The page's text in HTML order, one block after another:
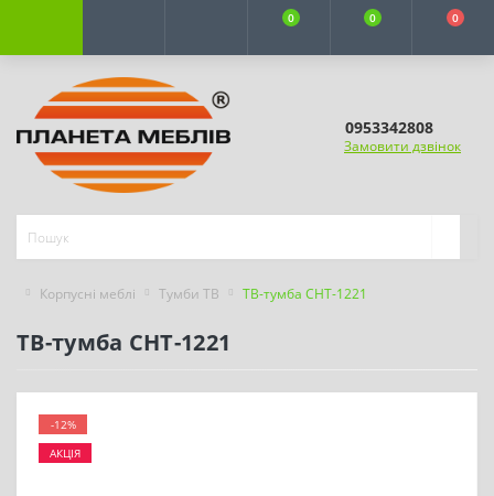
0 0 0
0953342808
Замовити дзвінок
Корпусні меблі Тумби ТВ ТВ-тумба СНТ-1221
ТВ-тумба СНТ-1221
-12%
АКЦІЯ